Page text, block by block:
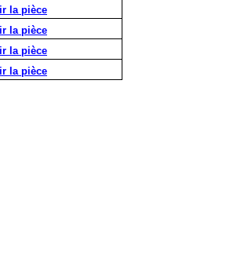
la pièce
la pièce
la pièce
la pièce